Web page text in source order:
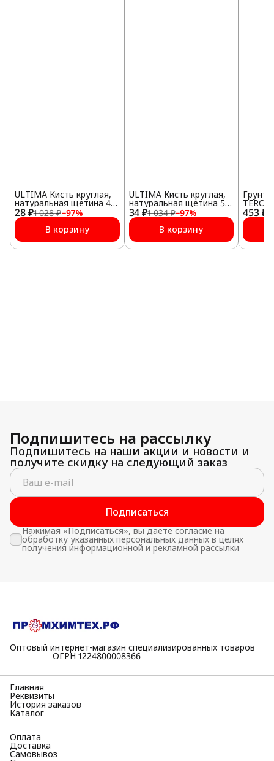
28 ₽1 028 ₽−97%
ULTIMA Кисть круглая,
натуральная щетина 45
мм №12
В корзину
34 ₽1 034 ₽−97%
ULTIMA Кисть круглая,
натуральная щетина 50
мм №14
В корзину
453 ₽
ONE-
10 мл
Подпишитесь на рассылку
Подпишитесь на наши акции и новости и
получите скидку на следующий заказ
Подписаться
Нажимая «Подписаться», вы даете согласие на
обработку указанных персональных данных в целях
получения информационной и рекламной рассылки
Оптовый интернет-магазин специализированных товаров
⠀⠀⠀⠀⠀⠀⠀ОГРН 1224800008366
Главная
Реквизиты
История заказов
Каталог
Оплата
Доставка
Самовывоз